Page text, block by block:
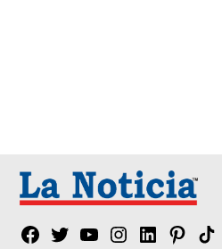
Facebook
TwitterYouTubeInstagram
LinkedinPinterest
Tik